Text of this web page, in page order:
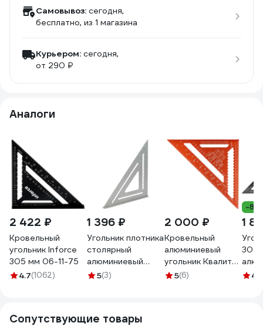
Самовывоз: сегодня,
бесплатно, из 1 магазина
Курьером: сегодня,
от 290 ₽
Аналоги
2 422 ₽
Кровельный
угольник Inforce
305 мм 06-11-75
4.7(1062)
1 396 ₽
Угольник плотника
столярный
алюминиевый
Strong СТИ-634
5(3)
2 000 ₽
Кровельный
алюминиевый
угольник Квалитет
УКА-300 300мм
5(6)
-8%
1
4.4
Сопутствующие товары